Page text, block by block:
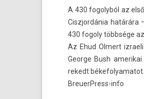
A 430 fogolyból az
Ciszjor­dánia határára
430 fogo­ly többsége
Az Ehud Ol­mert
Geor­ge Bush
rekedt békefolyamatot.
BreuerPress-info